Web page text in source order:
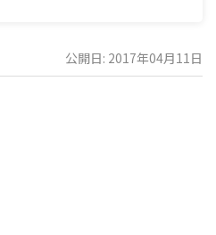
公開日: 2017年04月11日